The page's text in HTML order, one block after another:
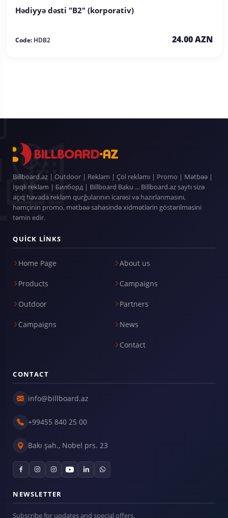
Hədiyyə dəsti "B2" (korporativ)
Code: HDB2 24.00 AZN
Billboard.az | Outdoor | Reklam | Çöl reklamı | Promo | Mətbəə |
İşıqlı reklam | Билборд | Billboard Baku ... Billboard.az saytı sizə
açıq havada reklam qurğularının icarəsi və hazırlanmasını,
həmçinin promo, mətbəə sahəsində xidmətlərin göstərilməsini
təmin edir.
QUICK LINKS
Home Page
Products
Outdoor
Campaigns
About us
Campaigns
Partners
News
Contact
CONTACT
info@billboard.az
+99455 840 25 00
Bakı şəh., Nobel prs. 23
NEWSLETTER
Subscribe for updates and special offers.